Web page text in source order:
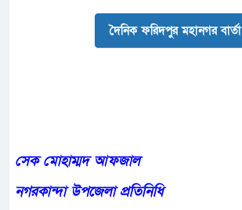
দৈনিক ফরিদপুর মহানগর বার্তা
সেক মোহাম্মদ আফজাল
নগরকান্দা উপজেলা প্রতিনিধি